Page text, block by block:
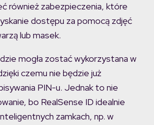
również zabezpieczenia, które
dostępu za pomocą zdjęć
lub masek.
mogła zostać wykorzystana w
czemu nie będzie już
PIN-u. Jednak to nie
bo RealSense ID idealnie
zamkach, np. w